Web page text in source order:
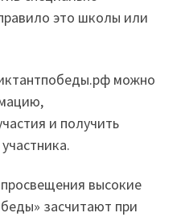
это школы или
можно
и получить
высокие
засчитают при